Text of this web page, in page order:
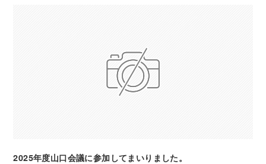
2025年度山口会議に参加してまいりました。